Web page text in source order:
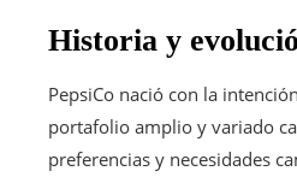
Historia y
PepsiCo nació con la
portafolio amplio y variado
preferencias y necesidades